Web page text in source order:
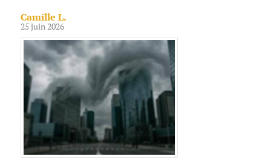
Camille L.
25 juin 2026